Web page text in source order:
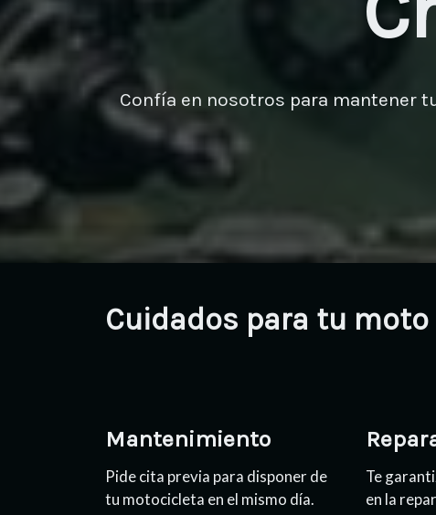
Confía en nosotros para mantener
Cuidados para tu moto
Mantenimiento
Pide cita previa para disponer de
tu motocicleta en el mismo día.
Te
en la